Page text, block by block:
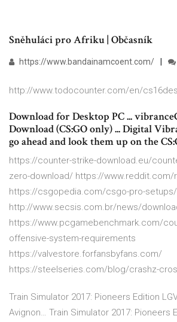
Sněhuláci pro Afriku | Občasník
https://www.bandainamcoent.com/
http://www.todocounter.com/en/
Download for Desktop PC ...
Download (CS:GO only) ... Digital
go ahead and look them up on the
https://counter-strike-download.eu/
zero-download/ https://
https://csgopedia.com/csgo-pro-setups/
http://www.secsis.com.br/news/
https://www.pcgamebenchmark.com/
offensive-system-requirements
https://valvestore.forfansbyfans.com/
https://steelseries.com/blog/crashz-
Train Simulator 2017: Pioneers Edition
Avignon… Train Simulator 2017: Pioneers